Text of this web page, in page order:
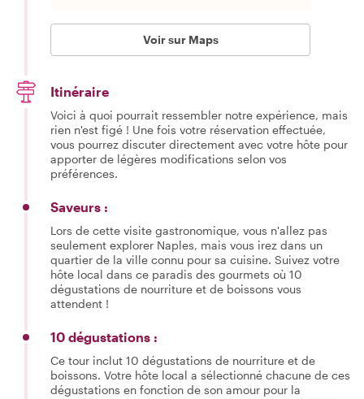
Voir sur Maps
Itinéraire
Voici à quoi pourrait ressembler notre expérience, mais
rien n'est figé ! Une fois votre réservation effectuée,
vous pourrez discuter directement avec votre hôte pour
apporter de légères modifications selon vos
préférences.
Saveurs :
Lors de cette visite gastronomique, vous n'allez pas
seulement explorer Naples, mais vous irez dans un
quartier de la ville connu pour sa cuisine. Suivez votre
hôte local dans ce paradis des gourmets où 10
dégustations de nourriture et de boissons vous
attendent !
10 dégustations :
Ce tour inclut 10 dégustations de nourriture et de
boissons. Votre hôte local a sélectionné chacune de ces
dégustations en fonction de son amour pour la